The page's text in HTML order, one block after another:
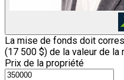
La mise de fonds doit
(17 500 $) de la valeur de la
Prix de la propriété